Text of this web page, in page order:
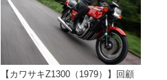
【カワサキZ1300（1979）】回顧